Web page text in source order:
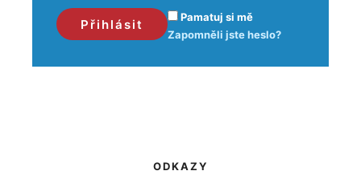
Pamatuj si mě
Zapomněli jste heslo?
ODKAZY